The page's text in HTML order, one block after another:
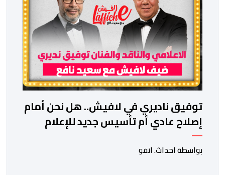
توفيق ناديري في لافيش.. هل نحن أمام
إصلاح عادي أم تأسيس جديد للإعلام
المغربي؟
بواسطة احداث. انفو